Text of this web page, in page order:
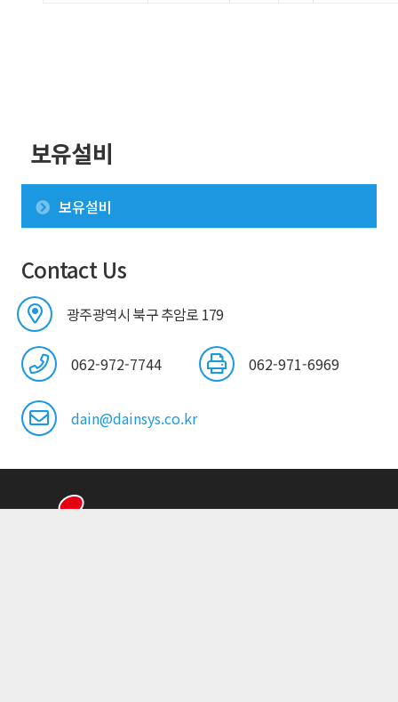
보유설비
보유설비
Contact Us
광주광역시 북구 추암로 179
062-972-7744 062-971-6969
dain@dainsys.co.kr